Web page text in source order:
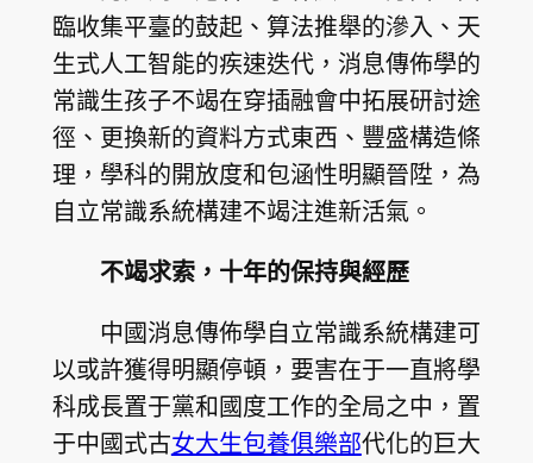
臨收集平臺的鼓起、算法推舉的滲入、天
生式人工智能的疾速迭代，消息傳佈學的
常識生孩子不竭在穿插融會中拓展研討途
徑、更換新的資料方式東西、豐盛構造條
理，學科的開放度和包涵性明顯晉陞，為
自立常識系統構建不竭注進新活氣。
不竭求索，十年的保持與經歷
中國消息傳佈學自立常識系統構建可
以或許獲得明顯停頓，要害在于一直將學
科成長置于黨和國度工作的全局之中，置
于中國式古女大生包養俱樂部代化的巨大